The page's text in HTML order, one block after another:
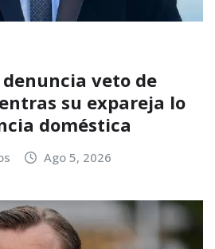
veto de
su expareja lo
doméstica
Ago 5, 2026